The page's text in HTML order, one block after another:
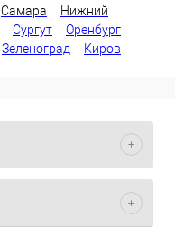
Самара
Нижний
Сургут
Оренбург
Зеленоград
Киров